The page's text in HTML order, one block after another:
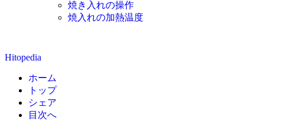
焼き入れの操作
焼入れの加熱温度
Hitopedia
ホーム
トップ
シェア
目次へ